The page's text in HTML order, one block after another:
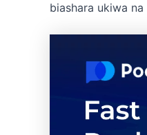
biashara ukiwa